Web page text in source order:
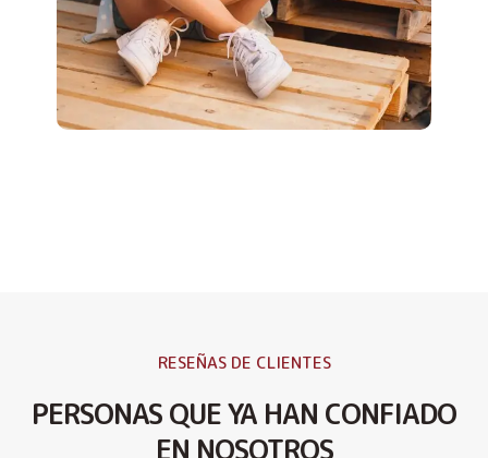
RESEÑAS DE CLIENTES
PERSONAS QUE YA HAN CONFIADO
EN NOSOTROS